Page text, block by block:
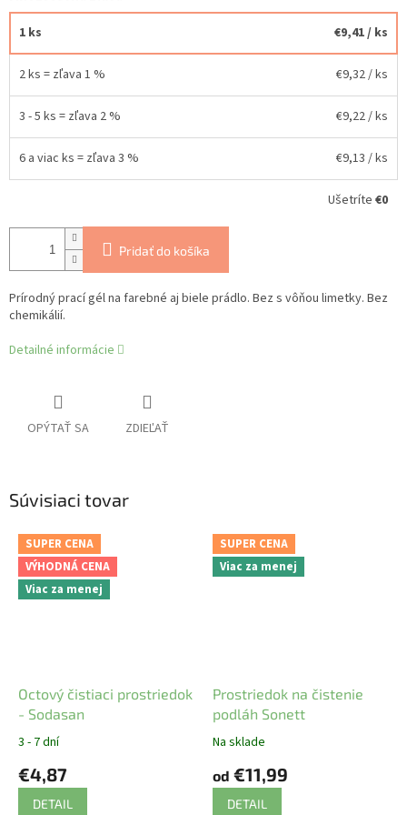
1 ks €9,41/ ks
2 ks = zľava 1 % €9,32/ ks
3 - 5 ks = zľava 2 % €9,22/ ks
6 a viac ks = zľava 3 % €9,13 / ks
Ušetríte €0
Pridať do košíka
Prírodný prací gél na farebné aj biele prádlo. Bez s vôňou limetky. Bez
chemikálií.
Detailné informácie
OPÝTAŤ SA ZDIEĽAŤ
Súvisiaci tovar
SUPER CENA
VÝHODNÁ CENA
Viac za menej
Octový čistiaci prostriedok
- Sodasan
3 - 7 dní
€4,87
DETAIL
SUPER CENA
Viac za menej
Prostriedok na čistenie
podláh Sonett
Na sklade
od €11,99
DETAIL